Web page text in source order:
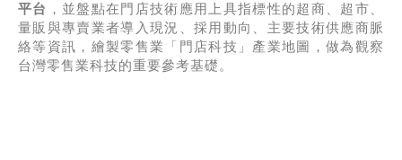
平台
，並盤點在門店技術應用上具指標性的超商、超市、
量販與專賣業者導入現況、採用動向、主要技術供應商脈
絡等資訊，繪製零售業「門店科技」產業地圖，做為觀察
台灣零售業科技的重要參考基礎。